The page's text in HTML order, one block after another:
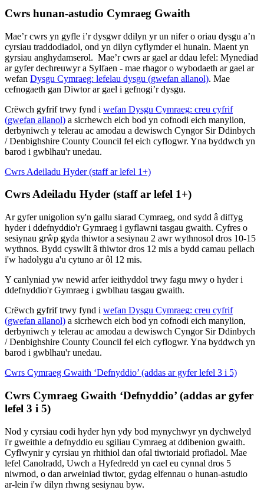
Cwrs hunan-astudio Cymraeg Gwaith
Mae’r cwrs yn gyfle i’r dysgwr ddilyn yr un nifer o oriau dysgu a’n
cyrsiau traddodiadol, ond yn dilyn cyflymder ei hunain. Maent yn
gyrsiau anghydamserol. Mae’r cwrs ar gael ar ddau lefel: Mynediad
ar gyfer dechreuwyr a Sylfaen - mae rhagor o wybodaeth ar gael ar
wefan Dysgu Cymraeg: lefelau dysgu (gwefan allanol). Mae
cefnogaeth gan Diwtor ar gael i gefnogi’r dysgu.
Crëwch gyfrif trwy fynd i wefan Dysgu Cymraeg: creu cyfrif
(gwefan allanol) a sicrhewch eich bod yn cofnodi eich manylion,
derbyniwch y telerau ac amodau a dewiswch Cyngor Sir Ddinbych
/ Denbighshire County Council fel eich cyflogwr. Yna byddwch yn
barod i gwblhau'r unedau.
Cwrs Adeiladu Hyder (staff ar lefel 1+)
Cwrs Adeiladu Hyder (staff ar lefel 1+)
Ar gyfer unigolion sy'n gallu siarad Cymraeg, ond sydd â diffyg
hyder i ddefnyddio'r Gymraeg i gyflawni tasgau gwaith. Cyfres o
sesiynau grŵp gyda thiwtor a sesiynau 2 awr wythnosol dros 10-15
wythnos. Bydd cyswllt â thiwtor dros 12 mis a bydd camau pellach
i'w hadolygu a'u cytuno ar ôl 12 mis.
Y canlyniad yw newid arfer ieithyddol trwy fagu mwy o hyder i
ddefnyddio'r Gymraeg i gwblhau tasgau gwaith.
Crëwch gyfrif trwy fynd i wefan Dysgu Cymraeg: creu cyfrif
(gwefan allanol) a sicrhewch eich bod yn cofnodi eich manylion,
derbyniwch y telerau ac amodau a dewiswch Cyngor Sir Ddinbych
/ Denbighshire County Council fel eich cyflogwr. Yna byddwch yn
barod i gwblhau'r unedau.
Cwrs Cymraeg Gwaith ‘Defnyddio’ (addas ar gyfer lefel 3 i 5)
Cwrs Cymraeg Gwaith ‘Defnyddio’ (addas ar gyfer
lefel 3 i 5)
Nod y cyrsiau codi hyder hyn ydy bod mynychwyr yn dychwelyd
i'r gweithle a defnyddio eu sgiliau Cymraeg at ddibenion gwaith.
Cyflwynir y cyrsiau yn rhithiol dan ofal tiwtoriaid profiadol. Mae
lefel Canolradd, Uwch a Hyfedredd yn cael eu cynnal dros 5
niwrnod, o dan arweiniad tiwtor, gydag elfennau o hunan-astudio
ar-lein i'w dilyn rhwng sesiynau byw.